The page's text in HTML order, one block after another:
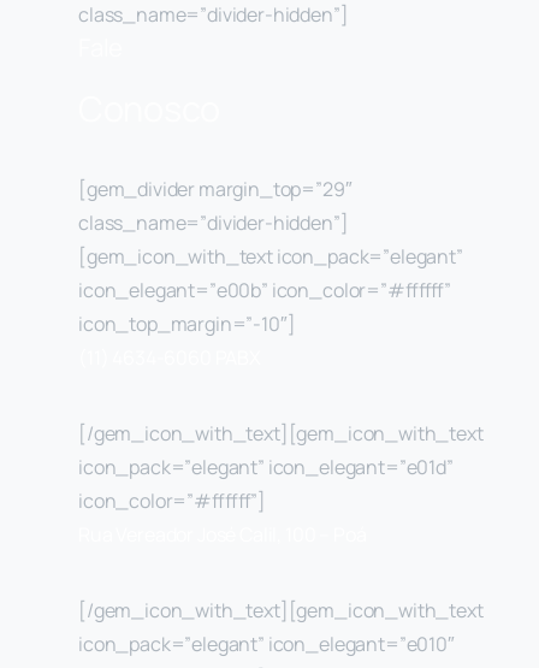
class_name=”divider-hidden”]
[gem_divider margin_top=”29″
class_name=”divider-hidden”]
[gem_icon_with_text icon_pack=”elegant”
icon_elegant=”e00b” icon_color=”#ffffff”
icon_top_margin=”-10″]
[/gem_icon_with_text][gem_icon_with_text
icon_pack=”elegant” icon_elegant=”e01d”
icon_color=”#ffffff”]
[/gem_icon_with_text][gem_icon_with_text
icon_pack=”elegant” icon_elegant=”e010″